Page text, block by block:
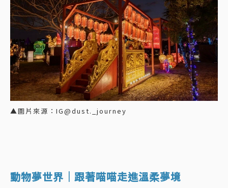
▲圖片來源：IG@dust._journey
動物夢世界｜跟著喵喵走進溫柔夢境